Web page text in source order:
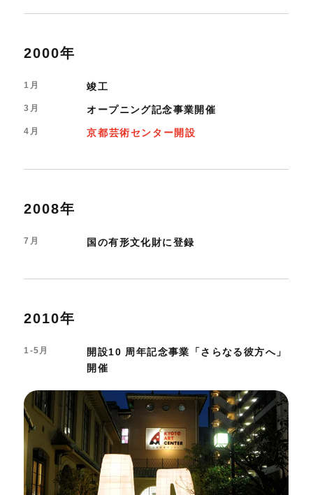
2000年
1月 竣工
3月 オープニング記念事業開催
4月 京都芸術センター開設
2008年
7月 国の有形文化財に登録
2010年
1-5月
開設10 周年記念事業「さらなる彼方へ」
開催